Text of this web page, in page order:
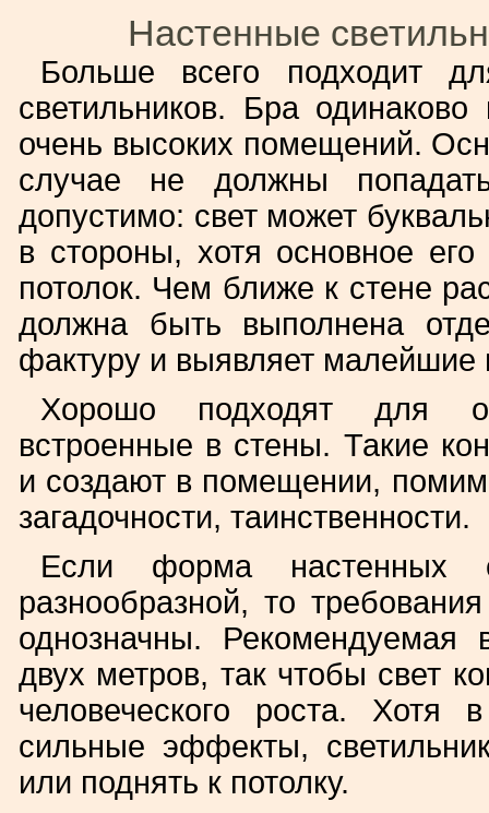
Настенные
Больше всего подходит
светильников. Бра
очень высоких помещений.
случае не должны
допустимо: свет может
в стороны, хотя основное
потолок. Чем ближе к стене
должна быть выполнена
фактуру и выявляет малейшие
Хорошо подходят для
встроенные в стены. Такие
и создают в помещении,
загадочности, таинственности.
Если форма настенных
разнообразной, то
однозначны. Рекомендуемая
двух метров, так чтобы свет
человеческого роста. Хотя
сильные эффекты,
или поднять к потолку.